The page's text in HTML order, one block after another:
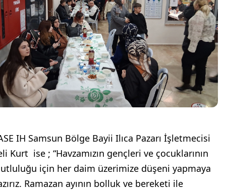
IH Samsun Bölge Bayii Ilıca Pazarı İşletmecisi
Kurt ise ; “Havzamızın gençleri ve çocuklarının
için her daim üzerimize düşeni yapmaya
Ramazan ayının bolluk ve bereketi ile